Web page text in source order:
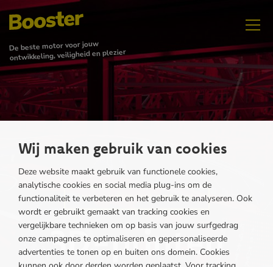
Laaggeletterdheid
Groei verder
De beste motor voor jouw
ontwikkeling, veiligheid en plezier
JULI-AUGUSTUS SPECIAL
3D-printen
Wij maken gebruik van cookies
Deze website maakt gebruik van functionele cookies,
analytische cookies en social media plug-ins om de
functionaliteit te verbeteren en het gebruik te analyseren. Ook
wordt er gebruikt gemaakt van tracking cookies en
vergelijkbare technieken om op basis van jouw surfgedrag
onze campagnes te optimaliseren en gepersonaliseerde
advertenties te tonen op en buiten ons domein. Cookies